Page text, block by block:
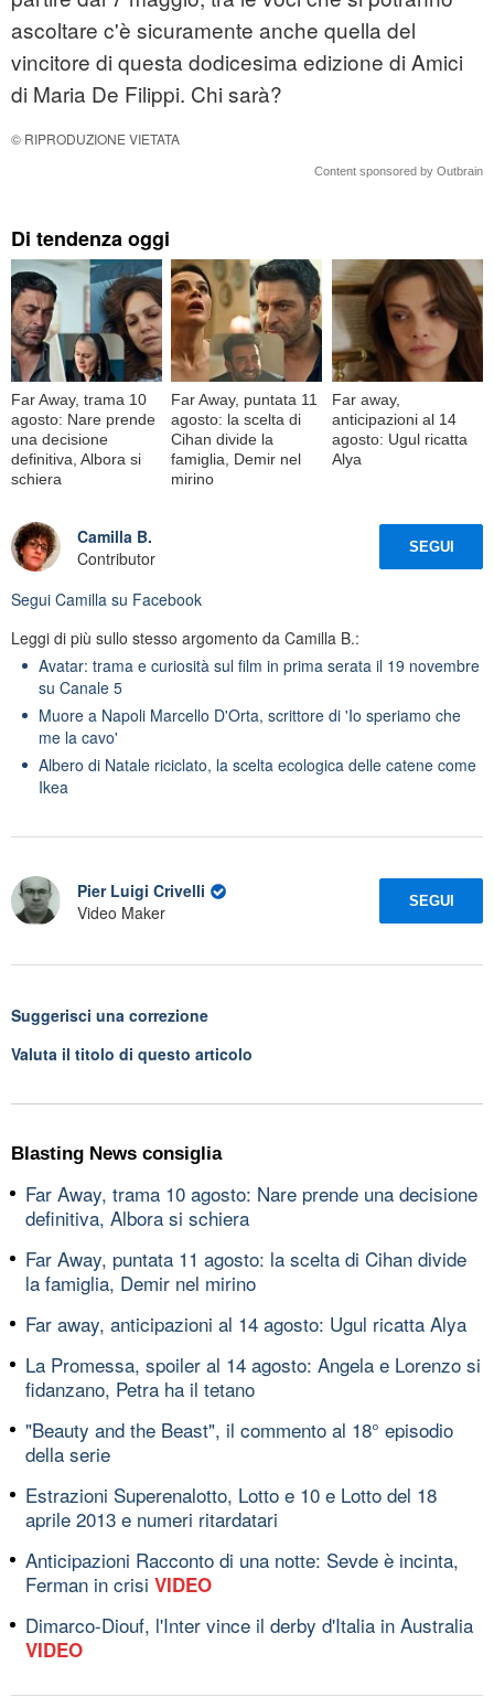
ascoltare c'è sicuramente anche quella del
vincitore di questa dodicesima edizione di Amici
di Maria De Filippi. Chi sarà?
© RIPRODUZIONE VIETATA
Content sponsored by Outbrain
Di tendenza oggi
Far Away, trama 10
agosto: Nare prende
una decisione
definitiva, Albora si
schiera
Far Away, puntata 11
agosto: la scelta di
Cihan divide la
famiglia, Demir nel
mirino
Far away,
anticipazioni al 14
agosto: Ugul ricatta
Alya
Camilla B.
Contributor
SEGUI
Segui Camilla su Facebook
Leggi di più sullo stesso argomento da Camilla B.:
Avatar: trama e curiosità sul film in prima serata il 19 novembre
su Canale 5
Muore a Napoli Marcello D'Orta, scrittore di 'Io speriamo che
me la cavo'
Albero di Natale riciclato, la scelta ecologica delle catene come
Ikea
Pier Luigi Crivelli
Video Maker
SEGUI
Suggerisci una correzione
Valuta il titolo di questo articolo
Blasting News consiglia
Far Away, trama 10 agosto: Nare prende una decisione
definitiva, Albora si schiera
Far Away, puntata 11 agosto: la scelta di Cihan divide
la famiglia, Demir nel mirino
Far away, anticipazioni al 14 agosto: Ugul ricatta Alya
La Promessa, spoiler al 14 agosto: Angela e Lorenzo si
fidanzano, Petra ha il tetano
"Beauty and the Beast", il commento al 18° episodio
della serie
Estrazioni Superenalotto, Lotto e 10 e Lotto del 18
aprile 2013 e numeri ritardatari
Anticipazioni Racconto di una notte: Sevde è incinta,
Ferman in crisi VIDEO
Dimarco-Diouf, l'Inter vince il derby d'Italia in Australia
VIDEO